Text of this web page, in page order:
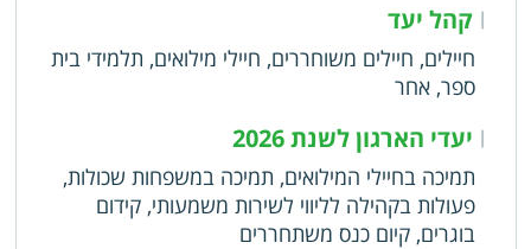
|קהל יעד
חיילים, חיילים משוחררים, חיילי מילואים, תלמידי בית
ספר, אחר
| יעדי הארגון לשנת 2026
תמיכה בחיילי המילואים, תמיכה במשפחות שכולות,
פעולות בקהילה לליווי לשירות משמעותי, קידום
בוגרים, קיום כנס משתחררים